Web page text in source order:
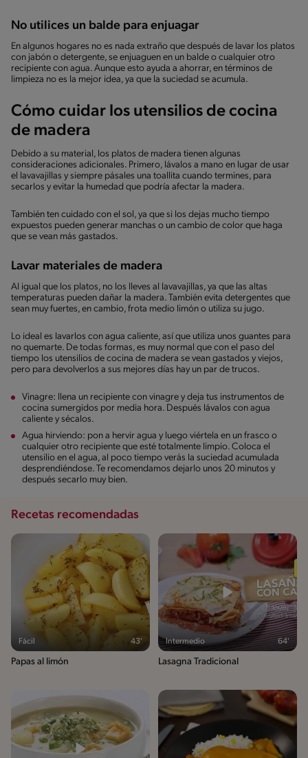
No utilices un balde para enjuagar
En algunos hogares no es nada extraño que después de lavar los platos
con jabón o detergente, se enjuaguen en un balde o cualquier otro
recipiente con agua. Aunque esto ayuda a ahorrar, en términos de
limpieza no es la mejor idea, ya que la suciedad se acumula.
Cómo cuidar los utensilios de cocina
de madera
Debido a su material, los platos de madera tienen algunas
consideraciones adicionales. Primero, lávalos a mano en lugar de usar
el lavavajillas y siempre pásales una toallita cuando termines, para
secarlos y evitar la humedad que podría afectar la madera.
También ten cuidado con el sol, ya que si los dejas mucho tiempo
expuestos pueden generar manchas o un cambio de color que haga
que se vean más gastados.
Lavar materiales de madera
Al igual que los platos, no los lleves al lavavajillas, ya que las altas
temperaturas pueden dañar la madera. También evita detergentes que
sean muy fuertes, en cambio, frota medio limón o utiliza su jugo.
Lo ideal es lavarlos con agua caliente, así que utiliza unos guantes para
no quemarte. De todas formas, es muy normal que con el paso del
tiempo los utensilios de cocina de madera se vean gastados y viejos,
pero para devolverlos a sus mejores días hay un par de trucos.
Vinagre: llena un recipiente con vinagre y deja tus instrumentos de
cocina sumergidos por media hora. Después lávalos con agua
caliente y sécalos.
Agua hirviendo: pon a hervir agua y luego viértela en un frasco o
cualquier otro recipiente que esté totalmente limpio. Coloca el
utensilio en el agua, al poco tiempo verás la suciedad acumulada
desprendiéndose. Te recomendamos dejarlo unos 20 minutos y
después secarlo muy bien.
Recetas recomendadas
Fácil 43'
Papas al limón
Intermedio 64'
Lasagna Tradicional